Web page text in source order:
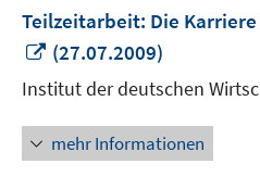
Teilzeitarbeit: Die
In
neuem
Fenster
öffnen
(27.07.2009)
Institut der deutschen
mehr Informationen